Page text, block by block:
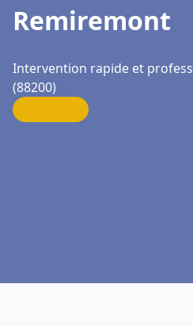
Remiremont
Intervention rapide et
(88200)